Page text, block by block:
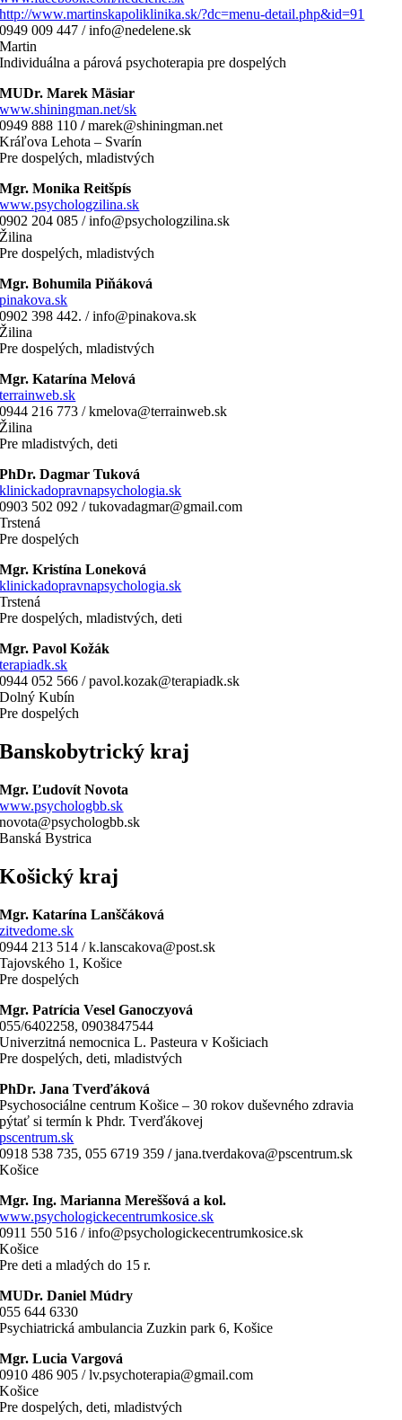
http://www.martinskapoliklinika.sk/?dc=menu-detail.php&id=91
0949 009 447 / info@nedelene.sk
Martin
Individuálna a párová psychoterapia pre dospelých
MUDr. Marek Mäsiar
www.shiningman.net/sk
0949 888 110 /marek@shiningman.net
Kráľova Lehota – Svarín
Pre dospelých, mladistvých
Mgr. Monika Reitšpís
www.psychologzilina.sk
0902 204 085 / info@psychologzilina.sk
Žilina
Pre dospelých, mladistvých
Mgr. Bohumila Piňáková
pinakova.sk
0902 398 442. / info@pinakova.sk
Žilina
Pre dospelých, mladistvých
Mgr. Katarína Melová
terrainweb.sk
0944 216 773 / kmelova@terrainweb.sk
Žilina
Pre mladistvých, deti
PhDr. Dagmar Tuková
klinickadopravnapsychologia.sk
0903 502 092 / tukovadagmar@gmail.com
Trstená
Pre dospelých
Mgr. Kristína Loneková
klinickadopravnapsychologia.sk
Trstená
Pre dospelých, mladistvých, deti
Mgr. Pavol Kožák
terapiadk.sk
0944 052 566 / pavol.kozak@terapiadk.sk
Dolný Kubín
Pre dospelých
Banskobytrický kraj
Mgr. Ľudovít Novota
www.psychologbb.sk
novota@psychologbb.sk
Banská Bystrica
Košický kraj
Mgr. Katarína Lanščáková
zitvedome.sk
0944 213 514 / k.lanscakova@post.sk
Tajovského 1, Košice
Pre dospelých
Mgr. Patrícia Vesel Ganoczyová
055/6402258, 0903847544
Univerzitná nemocnica L. Pasteura v Košiciach
Pre dospelých, deti, mladistvých
PhDr. Jana Tverďáková
Psychosociálne centrum Košice – 30 rokov duševného zdravia
pýtať si termín k Phdr. Tverďákovej
pscentrum.sk
0918 538 735, 055 6719 359/jana.tverdakova@pscentrum.sk
Košice
Mgr. Ing. Marianna Mereššová a kol.
www.psychologickecentrumkosice.sk
0911 550 516 / info@psychologickecentrumkosice.sk
Košice
Pre deti a mladých do 15 r.
MUDr. Daniel Múdry
055 644 6330
Psychiatrická ambulancia Zuzkin park 6, Košice
Mgr. Lucia Vargová
0910 486 905 / lv.psychoterapia@gmail.com
Košice
Pre dospelých, deti, mladistvých